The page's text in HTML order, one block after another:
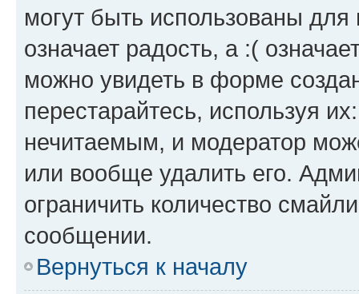
могут быть использованы
означает радость, а :(
можно увидеть в форме
перестарайтесь, используя
нечитаемым, и модератор
или вообще удалить его.
ограничить количество
сообщении.
Вернуться к началу